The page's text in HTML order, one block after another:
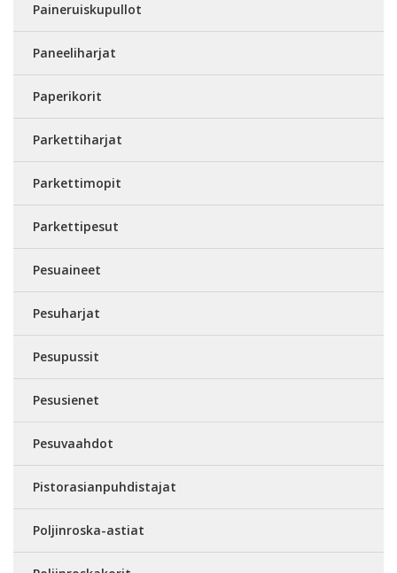
Paineruiskupullot
Paneeliharjat
Paperikorit
Parkettiharjat
Parkettimopit
Parkettipesut
Pesuaineet
Pesuharjat
Pesupussit
Pesusienet
Pesuvaahdot
Pistorasianpuhdistajat
Poljinroska-astiat